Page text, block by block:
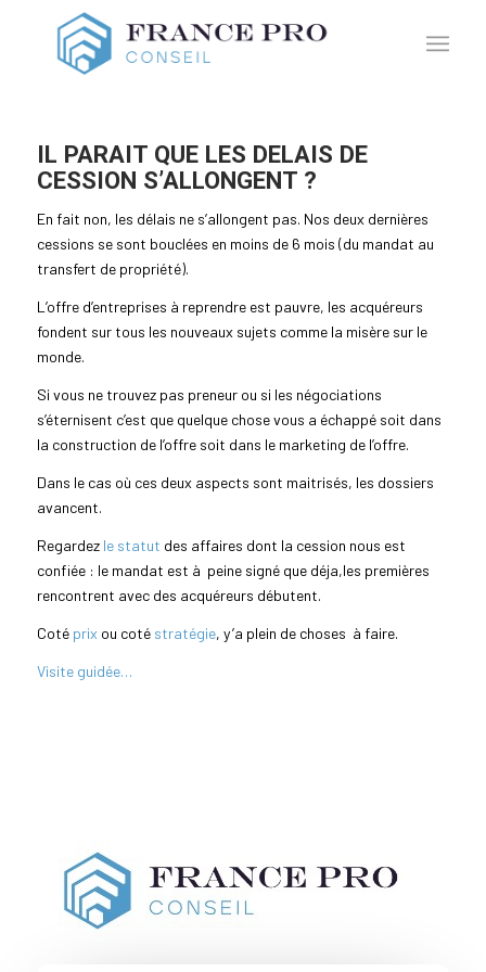
IL PARAIT QUE LES DELAIS DE
CESSION S’ALLONGENT ?
En fait non, les délais ne s’allongent pas. Nos deux dernières
cessions se sont bouclées en moins de 6 mois (du mandat au
transfert de propriété).
L’offre d’entreprises à reprendre est pauvre, les acquéreurs
fondent sur tous les nouveaux sujets comme la misère sur le
monde.
Si vous ne trouvez pas preneur ou si les négociations
s’éternisent c’est que quelque chose vous a échappé soit dans
la construction de l’offre soit dans le marketing de l’offre.
Dans le cas où ces deux aspects sont maitrisés, les dossiers
avancent.
Regardez le statut des affaires dont la cession nous est
confiée : le mandat est à peine signé que déja,les premières
rencontrent avec des acquéreurs débutent.
Coté prix ou coté stratégie, y’a plein de choses à faire.
Visite guidée…